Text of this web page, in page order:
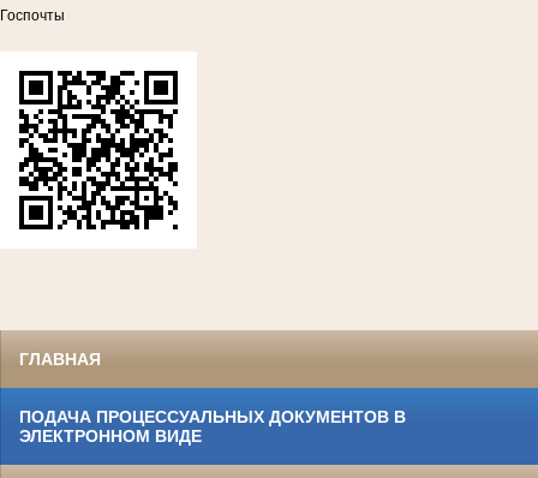
Госпочты
ГЛАВНАЯ
ПОДАЧА ПРОЦЕССУАЛЬНЫХ ДОКУМЕНТОВ В
ЭЛЕКТРОННОМ ВИДЕ